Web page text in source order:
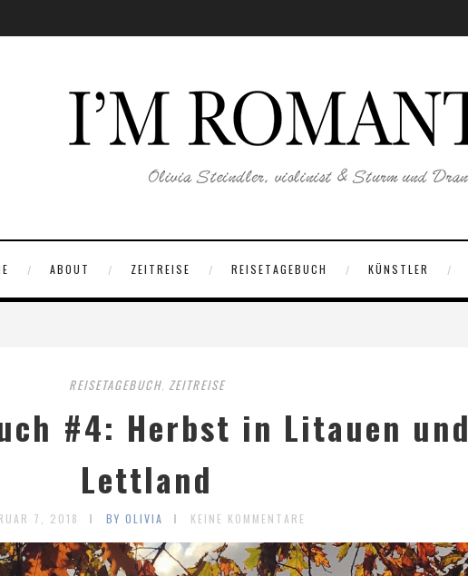
ABOUT ZEITREISE REISETAGEBUCH KÜNSTLER
REISETAGEBUCH, ZEITREISE
#4: Herbst in Litauen und
Lettland
7, 2018 BY OLIVIA KEINE KOMMENTARE